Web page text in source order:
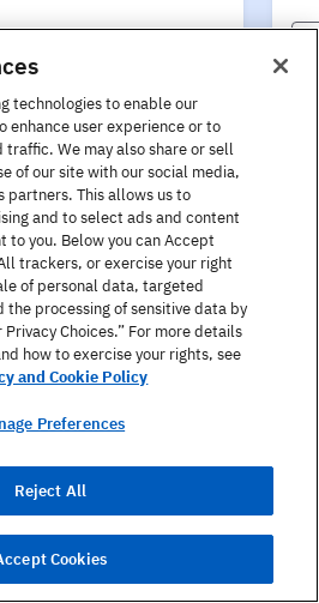
повече
обсъдим Вашите опции за
на допълнителни
въпроси.
technologies to enable our
enhance user experience or to
traffic. We may also share or sell
of our site with our social media,
partners. This allows us to
and to select ads and content
you. Below you can Accept
trackers, or exercise your right
of personal data, targeted
processing of sensitive data by
Choices.” For more details
how to exercise your rights, see
and Cookie Policy
Preferences
Reject All
Cookies